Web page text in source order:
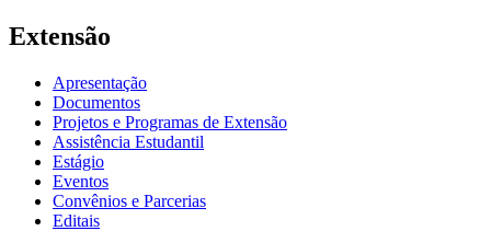
Extensão
Apresentação
Documentos
Projetos e Programas de Extensão
Assistência Estudantil
Estágio
Eventos
Convênios e Parcerias
Editais